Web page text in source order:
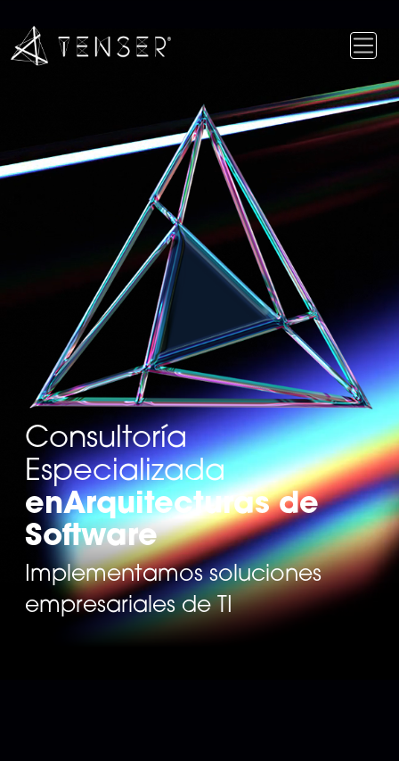
Consultoría
Especializada
enArquitecturas de
Software
Implementamos soluciones
empresariales de TI